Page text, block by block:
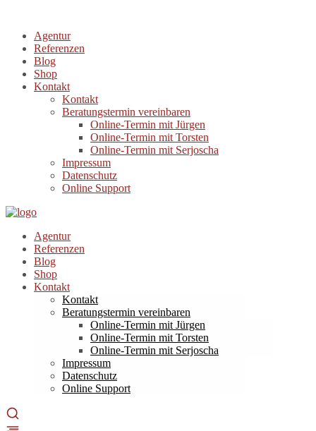
Agentur
Referenzen
Blog
Shop
Kontakt
Kontakt
Beratungstermin vereinbaren
Online-Termin mit Jürgen
Online-Termin mit Torsten
Online-Termin mit Serjoscha
Impressum
Datenschutz
Online Support
Agentur
Referenzen
Blog
Shop
Kontakt
Kontakt
Beratungstermin vereinbaren
Online-Termin mit Jürgen
Online-Termin mit Torsten
Online-Termin mit Serjoscha
Impressum
Datenschutz
Online Support